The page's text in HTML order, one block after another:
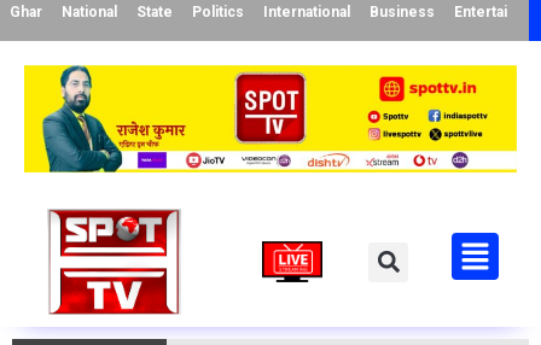
Ghar National State Politics International Business